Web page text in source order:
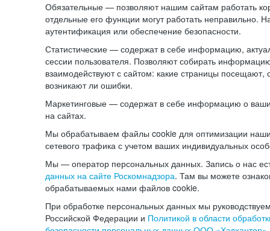
Обязательные — позволяют нашим сайтам работать
отдельные его функции могут работать неправильно.
аутентификация или обеспечение безопасности.
Статистические — содержат в себе информацию,
сессии пользователя. Позволяют собирать
взаимодействуют с сайтом: какие страницы посещают,
возникают ли ошибки.
Маркетинговые — содержат в себе информацию о
на сайтах.
Мы обрабатываем файлы cookie для оптимизации
сетевого трафика с учетом ваших индивидуальных
Мы — оператор персональных данных. Запись о нас
данных на сайте Роскомнадзора. Там вы можете
обрабатываемых нами файлов cookie.
При обработке персональных данных мы
Российской Федерации и Политикой в области